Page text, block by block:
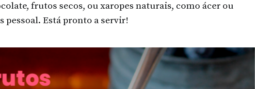
frutos secos, ou xaropes naturais, como ácer ou
pessoal. Está pronto a servir!